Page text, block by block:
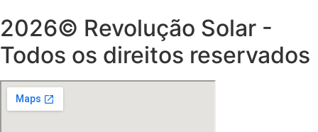
2026© Revolução Solar -
Todos os direitos reservados